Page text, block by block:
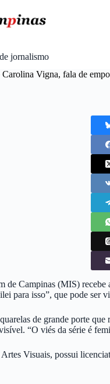
jornalismo
Carolina Vigna, fala de
de Campinas (MIS)
para isso”, que pode ser
de grande porte
“O viés da série é
Visuais, possui